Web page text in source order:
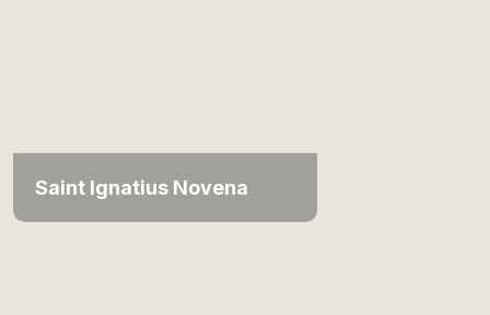
Saint Ignatius Novena